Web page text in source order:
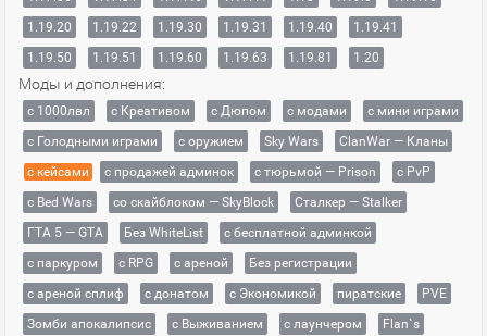
1.19.20
1.19.22 1.19.30 1.19.31 1.19.40
1.19.41
1.19.50
1.19.51 1.19.60 1.19.63 1.19.81 1.20
Моды и дополнения:
с 1000лвл c Креативом с Дюпом с модами
с мини играми
с Голодными играми
с оружием Sky Wars
ClanWar — Кланы
с кейсами
с продажей админок с тюрьмой — Prison
с PvP
с Bed Wars
со скайблоком — SkyBlock
Сталкер — Stalker
ГТА 5 — GTA
Без WhiteList
с бесплатной админкой
с паркуром
с RPG с ареной
Без регистрации
с ареной сплиф
с донатом с Экономикой пиратские
PVE
Зомби апокалипсис
с Выживанием с лаунчером
Flan`s